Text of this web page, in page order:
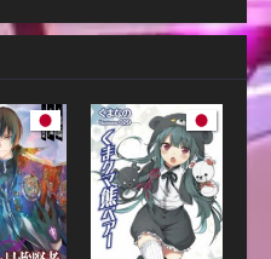
ตอนที่ 413
ตอนที่ 411
ธันวาคม 4, 2022
ตอนที่ 409
ธันวาคม 4, 2022